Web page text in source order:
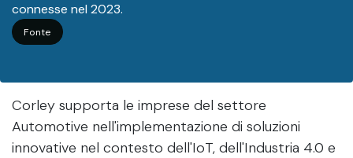
connesse nel 2023.
Fonte
Corley supporta le imprese del settore
Automotive nell'implementazione di soluzioni
innovative nel contesto dell'IoT, dell'Industria 4.0 e